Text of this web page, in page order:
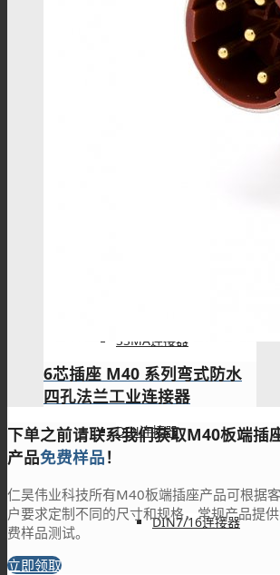
SSMA连接器
DIN连接器
DIN7/16连接器
6芯插座 M40 系列弯式防水
四孔法兰工业连接器
下单之前请联系我们获取M40板端插
产品免费样品！
仁昊伟业科技所有M40板端插座产品可根据客
户要求定制不同的尺寸和规格，常规产品提
费样品测试。
立即领取